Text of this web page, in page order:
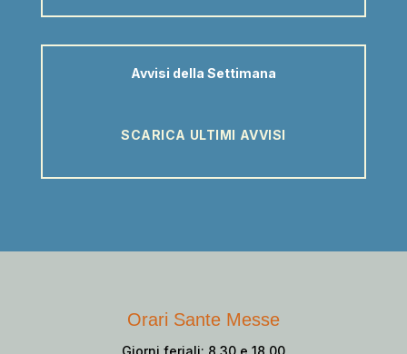
Avvisi della Settimana
SCARICA ULTIMI AVVISI
Orari Sante Messe
Giorni feriali: 8.30 e 18.00